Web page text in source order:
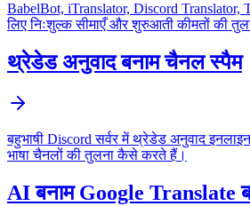
BabelBot, iTranslator, Discord
लिए निःशुल्क सीमाएँ और शुरुआती कीमतों की
थ्रेडेड अनुवाद बनाम चैनल स्पैम
बहुभाषी Discord सर्वर में थ्रेडेड अनुवाद
भाषा चैनलों की तुलना कैसे करते हैं।
AI बनाम Google Translate